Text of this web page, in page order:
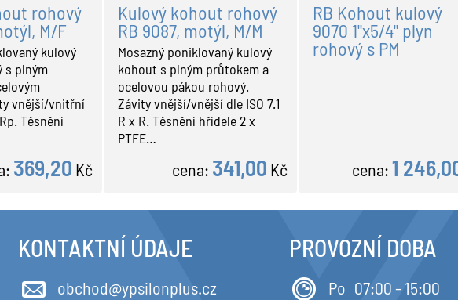
rohový
M/F
kulový
s plným
vnější/vnitřní
Těsnění
369,20 Kč
Kulový kohout rohový
RB 9087, motýl, M/M
Mosazný poniklovaný kulový
kohout s plným průtokem a
ocelovou pákou rohový.
Závity vnější/vnější dle ISO 7.1
R x R. Těsnění hřídele 2 x
PTFE…
cena: 341,00 Kč
RB Kohout kulový
9070 1"x5/4" plyn
rohový s PM
cena:1
KONTAKTNÍ ÚDAJE
obchod@ypsilonplus.cz
PROVOZNÍ DOBA
Po 07:00 - 15:00